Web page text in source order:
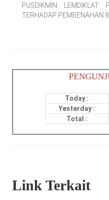
PUSDIKMIN LEMDIKLAT
TERHADAP PEMBENAHAN
Today :
Yesterday :
Total :
Link Terkait